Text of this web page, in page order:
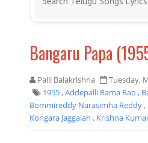
Bangaru Papa
Palli Balakrishna
Tuesday,
1955,Addepalli Rama Rao ,
Bommireddy Narasimha Reddy,
Kongara Jaggaiah , Krishna